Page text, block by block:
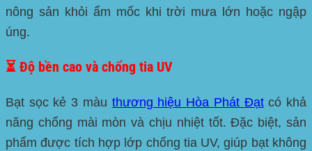
nông sản khỏi ẩm mốc khi trời mưa lớn hoặc ngập
úng.
⏳ Độ bền cao và chống tia UV
Bạt sọc kẻ 3 màu thương hiệu Hòa Phát Đạtcó khả
năng chống mài mòn và chịu nhiệt tốt. Đặc biệt, sản
phẩm được tích hợp lớp chống tia UV, giúp bạt không